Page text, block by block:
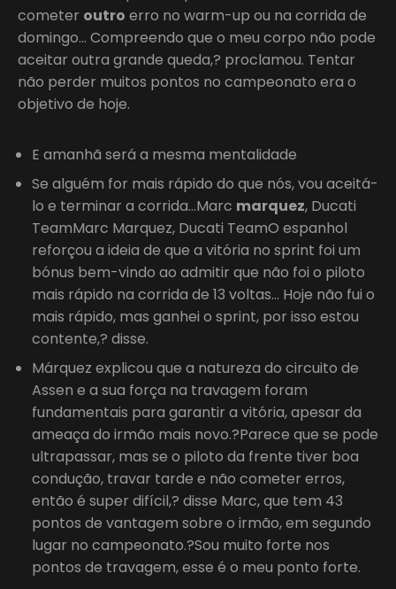
cometer outro erro no warm-up ou na corrida de
domingo… Compreendo que o meu corpo não pode
aceitar outra grande queda,? proclamou. Tentar
não perder muitos pontos no campeonato era o
objetivo de hoje.
E amanhã será a mesma mentalidade
Se alguém for mais rápido do que nós, vou aceitá-
lo e terminar a corrida…Marc marquez, Ducati
TeamMarc Marquez, Ducati TeamO espanhol
reforçou a ideia de que a vitória no sprint foi um
bónus bem-vindo ao admitir que não foi o piloto
mais rápido na corrida de 13 voltas… Hoje não fui o
mais rápido, mas ganhei o sprint, por isso estou
contente,? disse.
Márquez explicou que a natureza do circuito de
Assen e a sua força na travagem foram
fundamentais para garantir a vitória, apesar da
ameaça do irmão mais novo.?Parece que se pode
ultrapassar, mas se o piloto da frente tiver boa
condução, travar tarde e não cometer erros,
então é super difícil,? disse Marc, que tem 43
pontos de vantagem sobre o irmão, em segundo
lugar no campeonato.?Sou muito forte nos
pontos de travagem, esse é o meu ponto forte.